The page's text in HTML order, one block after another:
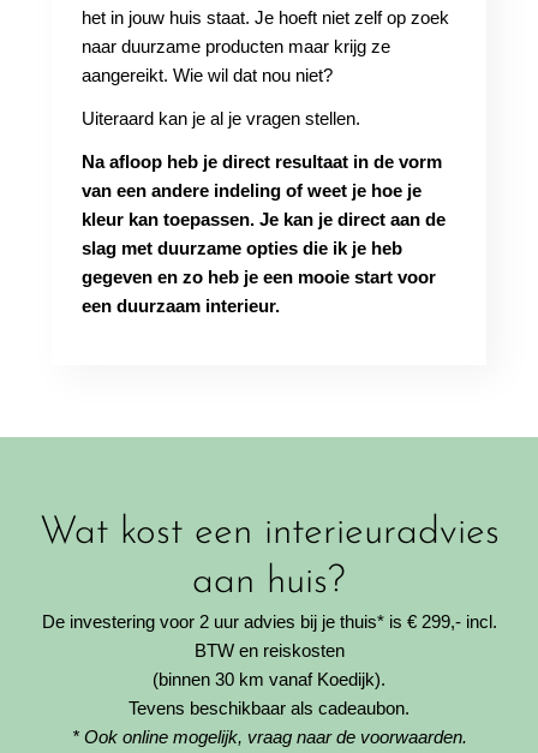
het in jouw huis staat. Je hoeft niet zelf op zoek
naar duurzame producten maar krijg ze
aangereikt. Wie wil dat nou niet?
Uiteraard kan je al je vragen stellen.
Na afloop heb je direct resultaat in de vorm
van een andere indeling of weet je hoe je
kleur kan toepassen. Je kan je direct aan de
slag met duurzame opties die ik je heb
gegeven en zo heb je een mooie start voor
een duurzaam interieur.
Wat kost een interieuradvies
aan huis?
De investering voor 2 uur advies bij je thuis* is € 299,- incl.
BTW en reiskosten
(binnen 30 km vanaf Koedijk).
Tevens beschikbaar als cadeaubon.
* Ook online mogelijk, vraag naar de voorwaarden.